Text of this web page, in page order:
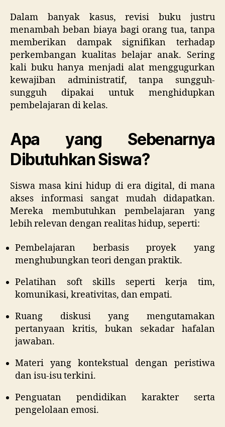
Dalam banyak kasus, revisi buku justru
menambah beban biaya bagi orang tua, tanpa
memberikan dampak signifikan terhadap
perkembangan kualitas belajar anak. Sering
kali buku hanya menjadi alat menggugurkan
kewajiban administratif, tanpa sungguh-
sungguh dipakai untuk menghidupkan
pembelajaran di kelas.
Apa yang Sebenarnya
Dibutuhkan Siswa?
Siswa masa kini hidup di era digital, di mana
akses informasi sangat mudah didapatkan.
Mereka membutuhkan pembelajaran yang
lebih relevan dengan realitas hidup, seperti:
Pembelajaran berbasis proyek yang
menghubungkan teori dengan praktik.
Pelatihan soft skills seperti kerja tim,
komunikasi, kreativitas, dan empati.
Ruang diskusi yang mengutamakan
pertanyaan kritis, bukan sekadar hafalan
jawaban.
Materi yang kontekstual dengan peristiwa
dan isu-isu terkini.
Penguatan pendidikan karakter serta
pengelolaan emosi.